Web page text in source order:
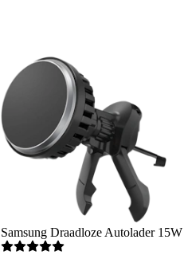
Samsung Draadloze Autolader 15W